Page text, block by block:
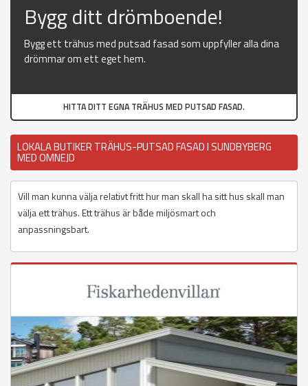
Bygg ditt drömboende!
Bygg ett trähus med putsad fasad som uppfyller alla dina
drömmar om ett eget hem.
HITTA DITT EGNA TRÄHUS MED PUTSAD FASAD.
LOKALA BUTIKER TRÄHUS-PUTSAD FASAD I SUNDBYBERG
MED OMNEJD
Vill man kunna välja relativt fritt hur man skall ha sitt hus skall man
välja ett trähus. Ett trähus är både miljösmart och
anpassningsbart.